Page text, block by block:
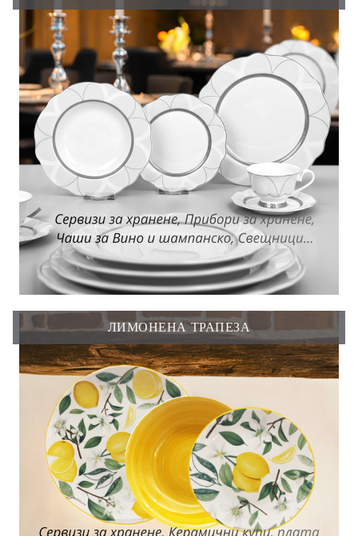
ЛИМОНЕНА ТРАПЕЗА